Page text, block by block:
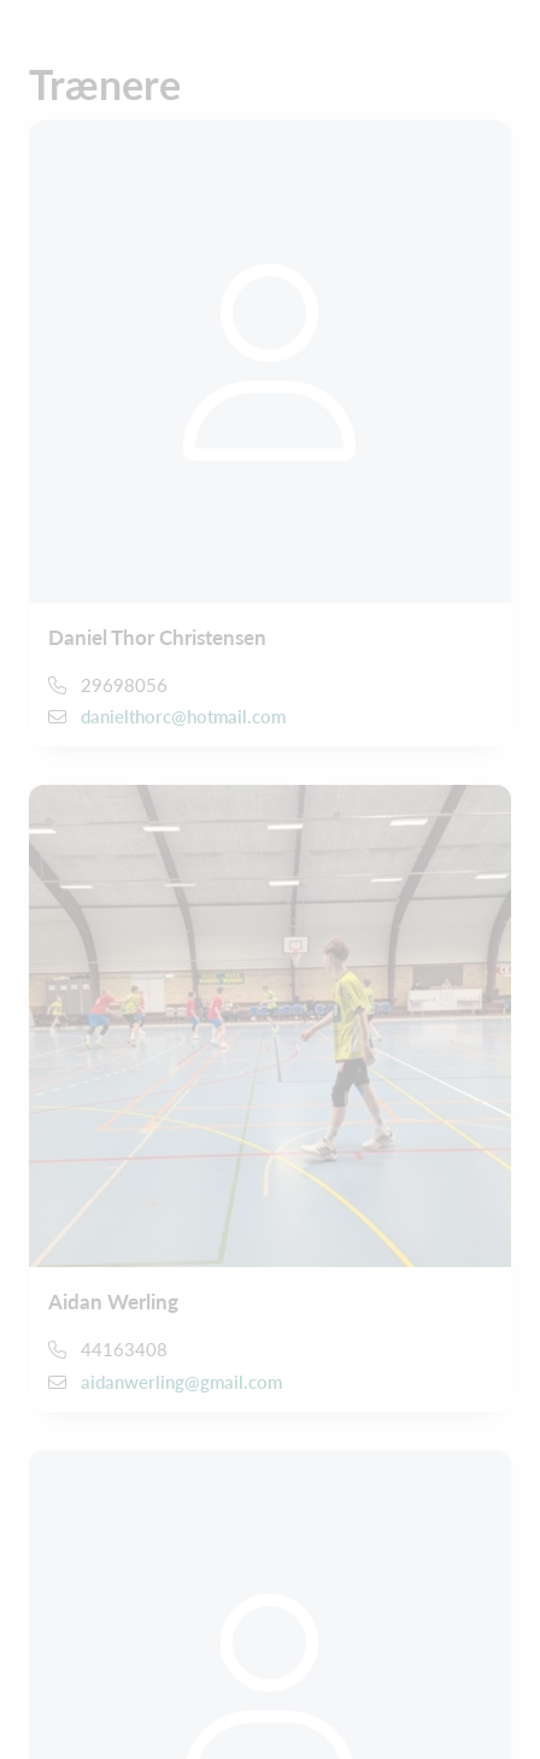
Trænere
Daniel Thor Christensen
29698056
danielthorc@hotmail.com
Aidan Werling
44163408
aidanwerling@gmail.com